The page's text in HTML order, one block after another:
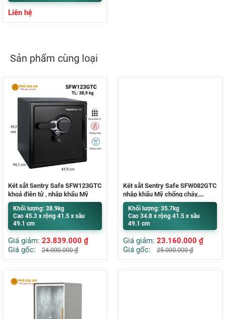
Liên hệ
Sản phẩm cùng loại
Két sắt Sentry Safe SFW123GTC
khoá điện tử , nhập khẩu Mỹ
Khối lượng: 38.9kg
Cao 45.3 x rộng 41.5 x sâu
49.1 cm
Giá giảm: 23.839.000 ₫
Giá gốc:
24.000.000₫
Két sắt Sentry Safe SFW082GTC
nhập khẩu Mỹ chống cháy,
chống nước
Khối lượng: 35.7kg
Cao 34.8 x rộng 41.5 x sâu
49.1 cm
Giá giảm: 23.160.000 ₫
Giá gốc:
25.000.000₫